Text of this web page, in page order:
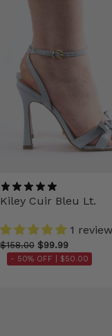
Kiley Cuir Bleu Lt.
1 review
$158.00 $99.99
- 50% OFF | $50.00